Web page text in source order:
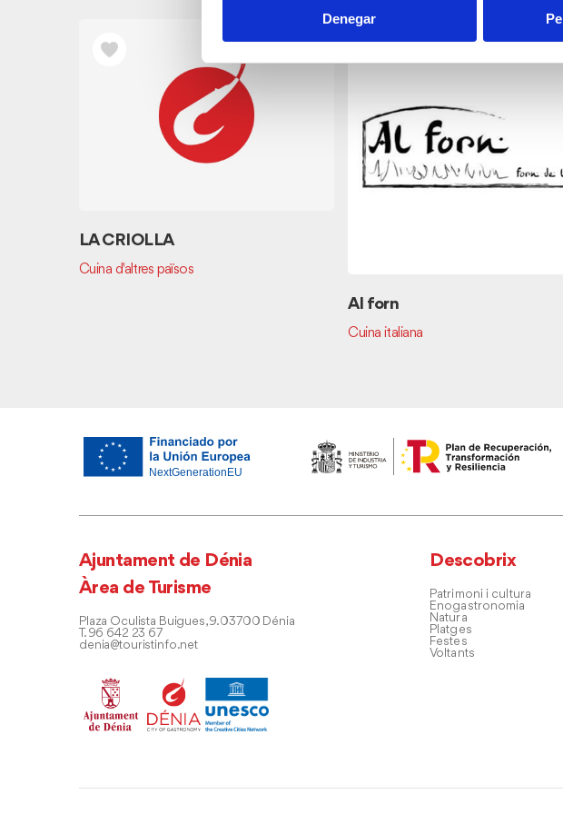
Denegar
LA CRIOLLA
Cuina d'altres països
Al forn
Cuina italiana
Ajuntament de Dénia
Àrea de Turisme
Plaza Oculista Buigues, 9. 03700 Dénia
T. 96 642 23 67
denia@touristinfo.net
Descobrix
Patrimoni i cultura
Enogastronomia
Natura
Platges
Festes
Voltants